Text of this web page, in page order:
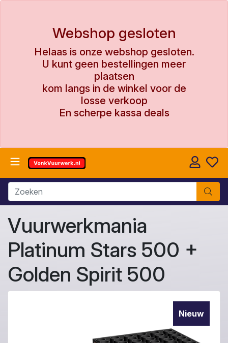
Webshop gesloten
Helaas is onze webshop gesloten.
U kunt geen bestellingen meer
plaatsen
kom langs in de winkel voor de
losse verkoop
En scherpe kassa deals
Vuurwerkmania
Platinum Stars 500 +
Golden Spirit 500
Nieuw